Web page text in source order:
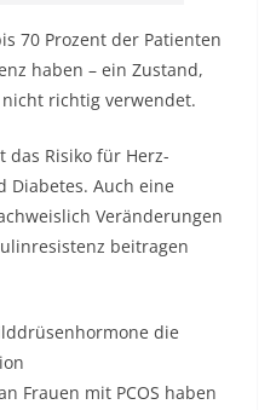
70 Prozent der Patienten
haben – ein Zustand,
richtig verwendet.
das Risiko für Herz-
Diabetes. Auch eine
Veränderungen
beitragen
die
Frauen mit PCOS haben